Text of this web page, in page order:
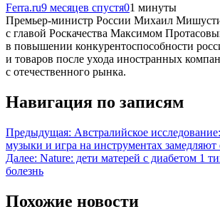
Ferra.ru9 месяцев спустя01 минуты
Премьер-министр России Михаил
с главой Роскачества Максимом
в повышении конкурентоспособности
и товаров после ухода иностранных
с отечественного рынка.
Навигация по записям
Предыдущая: Австралийское
музыки и игра на инструментах замедляют
Далее: Nature: дети матерей с диабетом 1
болезнь
Похожие новости